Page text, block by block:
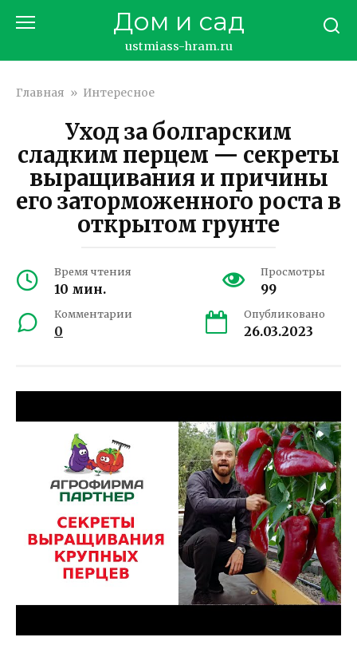
Дом и сад
ustmiass-hram.ru
Главная » Интересное
Уход за болгарским
сладким перцем — секреты
выращивания и причины
его заторможенного роста в
открытом грунте
Время чтения
10 мин.
Просмотры
99
Комментарии
0
Опубликовано
26.03.2023